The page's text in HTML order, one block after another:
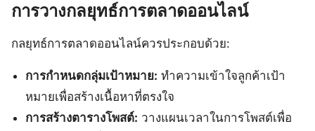
การวางกลยุทธ์การตลาดออนไลน์
กลยุทธ์การตลาดออนไลน์ควรประกอบด้วย:
การกำหนดกลุ่มเป้าหมาย: ทำความเข้าใจลูกค้าเป้า
หมายเพื่อสร้างเนื้อหาที่ตรงใจ
การสร้างตารางโพสต์: วางแผนเวลาในการโพสต์เพื่อ